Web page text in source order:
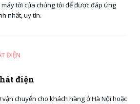
tời của chúng tôi để được đáp ứng
nhất, uy tín.
điện
chuyển cho khách hàng ở Hà Nội hoặc